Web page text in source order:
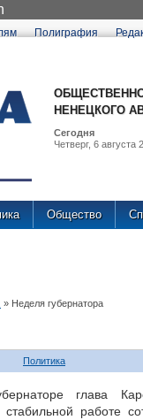
Полиграфия
НЕНЕЦКОГО
Сегодня
Четверг, 6 августа
Общество
» Неделя губернатора
Политика
глава
работе